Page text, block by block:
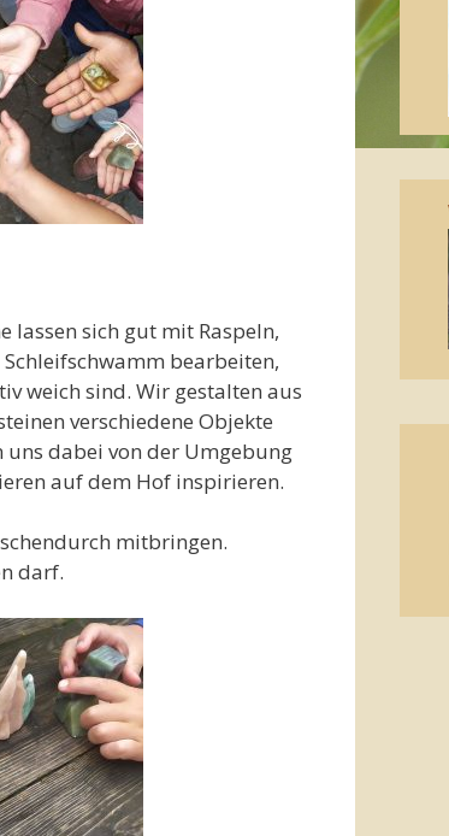
lassen sich gut mit Raspeln,
bearbeiten,
weich sind. Wir gestalten aus
verschiedene Objekte
uns dabei von der Umgebung
auf dem Hof inspirieren.
mitbringen.
darf.